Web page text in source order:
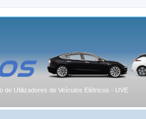
de Utilizadores de Veículos Elétricos - UVE